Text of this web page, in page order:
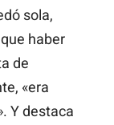
sola,
haber
de
«era
Y destaca